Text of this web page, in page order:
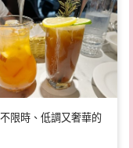
限時、低調又奢華的